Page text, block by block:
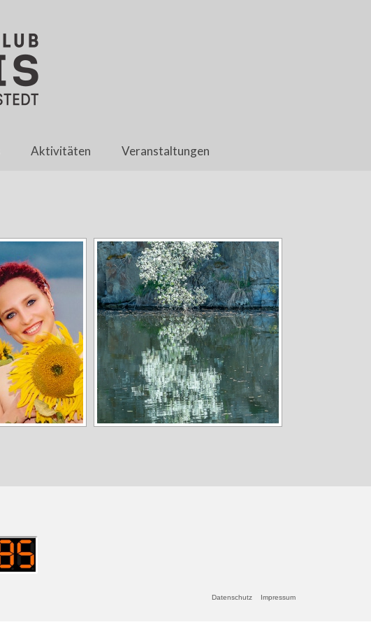
Aktivitäten Veranstaltungen
Datenschutz Impressum